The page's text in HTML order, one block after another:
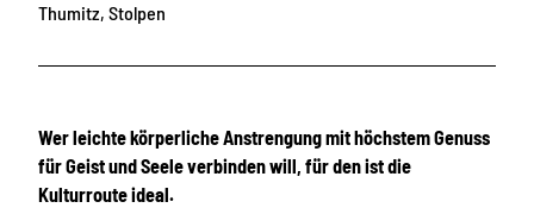
Thumitz, Stolpen
Wer leichte körperliche Anstrengung mit höchstem Genuss
für Geist und Seele verbinden will, für den ist die
Kulturroute ideal.